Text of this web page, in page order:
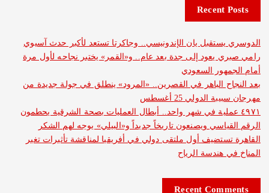
Recent
يان الإندونيسي.. وجاكرتا تستعد لأكبر حدث آسيوي
يعود إلى جدة بعد عام.. و«القمر» يختبر نجاحه لأول مرة
السعودي
الباهر في القصرين.. «المرود» ينطلق في جولة جديدة من
الدولي 25 أغسطس
عملية في شهر واحد.. أبطال العمليات بصحة الشرقية يحطمون
ويصنعون تاريخاً جديداً و«البيلي» يوجه لهم الشكر
أول ملتقى دولي في أفريقيا لمناقشة تأثيرات تغير
هندسة الرياح
Recent